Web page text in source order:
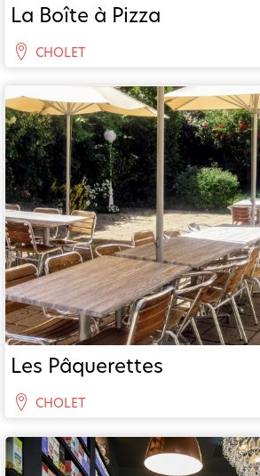
La Boîte à Pizza
CHOLET
Les Pâquerettes
CHOLET